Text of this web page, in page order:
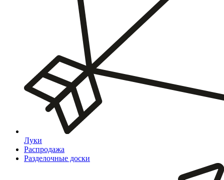
Луки
Распродажа
Разделочные доски